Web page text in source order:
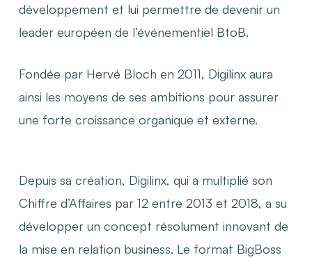
développement et lui permettre de devenir un
leader européen de l’événementiel BtoB.
Fondée par Hervé Bloch en 2011, Digilinx aura
ainsi les moyens de ses ambitions pour assurer
une forte croissance organique et externe.
Depuis sa création, Digilinx, qui a multiplié son
Chiffre d’Affaires par 12 entre 2013 et 2018, a su
développer un concept résolument innovant de
la mise en relation business. Le format BigBoss